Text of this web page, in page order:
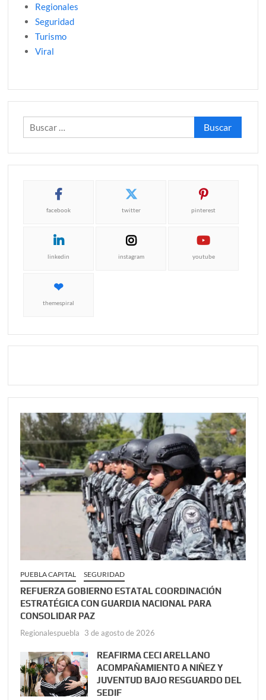
Regionales
Seguridad
Turismo
Viral
Buscar:
facebook twitter pinterest
linkedin instagram youtube
themespiral
PUEBLA CAPITAL SEGURIDAD
REFUERZA GOBIERNO ESTATAL COORDINACIÓN
ESTRATÉGICA CON GUARDIA NACIONAL PARA
CONSOLIDAR PAZ
Regionalespuebla 3 de agosto de 2026
REAFIRMA CECI ARELLANO
ACOMPAÑAMIENTO A NIÑEZ Y
JUVENTUD BAJO RESGUARDO DEL
SEDIF